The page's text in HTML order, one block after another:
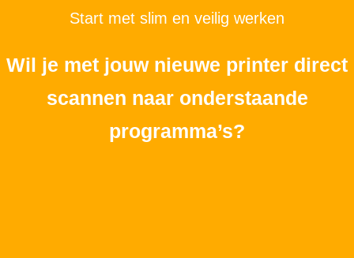
Start met slim en veilig werken
Wil je met jouw nieuwe printer direct
scannen naar onderstaande
programma’s?